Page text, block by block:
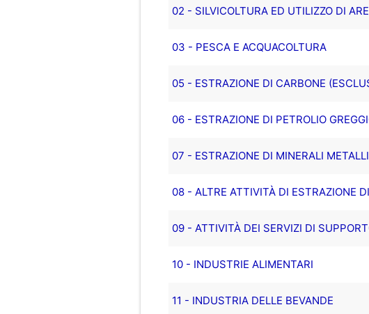
02 - SILVICOLTURA ED UTILIZZO DI
03 - PESCA E ACQUACOLTURA
05 - ESTRAZIONE DI CARBONE
06 - ESTRAZIONE DI PETROLIO
07 - ESTRAZIONE DI MINERALI
08 - ALTRE ATTIVITÀ DI ESTRAZIONE
09 - ATTIVITÀ DEI SERVIZI DI
10 - INDUSTRIE ALIMENTARI
11 - INDUSTRIA DELLE BEVANDE